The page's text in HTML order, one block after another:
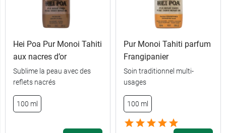
Hei Poa Pur Monoi Tahiti
aux nacres d’or
Sublime la peau avec des
reflets nacrés
100 ml
Pur Monoi Tahiti parfum
Frangipanier
Soin traditionnel multi-
usages
100 ml